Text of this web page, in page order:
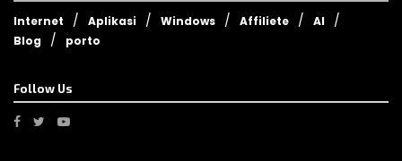
Internet Aplikasi Windows Affiliete
AI
Blog
porto
Follow Us